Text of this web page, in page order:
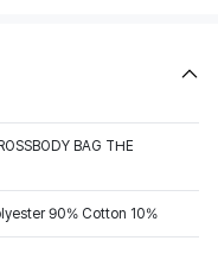
BAG THE
90% Cotton 10%